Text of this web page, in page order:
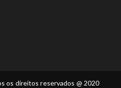
os direitos reservados @ 2020